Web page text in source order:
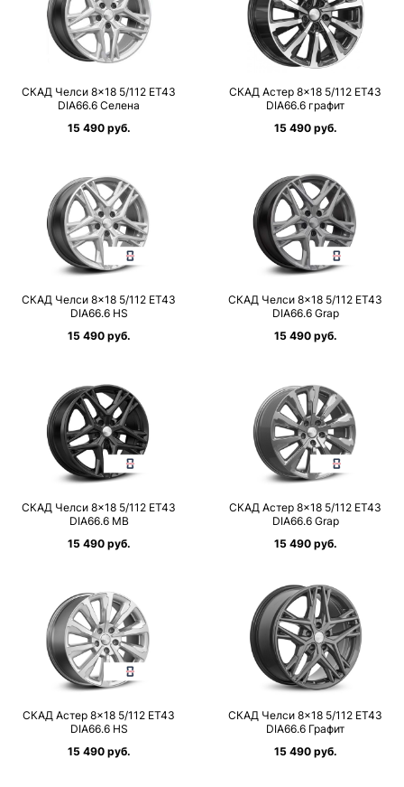
СКАД Челси 8×18 5/112 ET43
DIA66.6 Селена
15 490 руб.
СКАД Астер 8×18 5/112 ET43
DIA66.6 графит
15 490 руб.
СКАД Челси 8×18 5/112 ET43
DIA66.6 HS
15 490 руб.
СКАД Челси 8×18 5/112 ET43
DIA66.6 Grap
15 490 руб.
СКАД Челси 8×18 5/112 ET43
DIA66.6 MB
15 490 руб.
СКАД Астер 8×18 5/112 ET43
DIA66.6 Grap
15 490 руб.
СКАД Астер 8×18 5/112 ET43
DIA66.6 HS
15 490 руб.
СКАД Челси 8×18 5/112 ET43
DIA66.6 Графит
15 490 руб.